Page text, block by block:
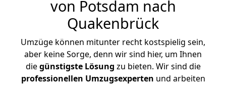
von Potsdam nach
Quakenbrück
Umzüge können mitunter recht kostspielig sein,
aber keine Sorge, denn wir sind hier, um Ihnen
diegünstigste Lösung zu bieten. Wir sind die
professionellen Umzugsexperten und arbeiten